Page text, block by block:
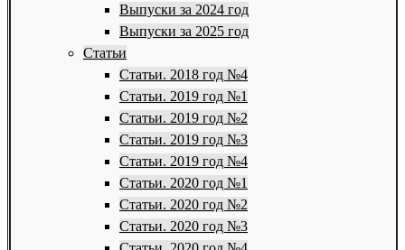
Выпуски за 2024 год
Выпуски за 2025 год
Статьи
Статьи. 2018 год №4
Статьи. 2019 год №1
Статьи. 2019 год №2
Статьи. 2019 год №3
Статьи. 2019 год №4
Статьи. 2020 год №1
Статьи. 2020 год №2
Статьи. 2020 год №3